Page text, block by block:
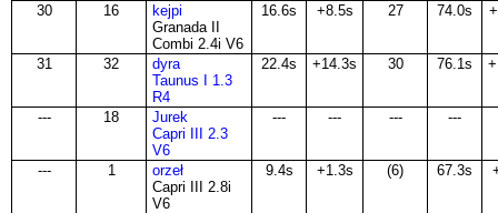
30 16
kejpi
Granada II
Combi 2.4i V6
16.6s +8.5s 27 74.0s
31 32
dyra
Taunus I 1.3
R4
22.4s +14.3s 30 76.1s
--- 18
Jurek
Capri III 2.3
V6
--- --- --- ---
--- 1
orzeł
Capri III 2.8i
V6
9.4s +1.3s (6) 67.3s